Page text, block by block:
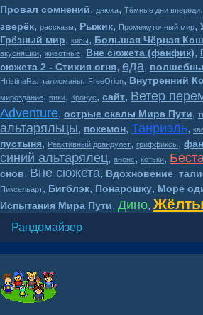
Провал сомнений, днюха, Тёмные дни впереди,
зверёк, рассказы, Рыжик, Промежуточный мир,
Грёзный мир, кисы, Большая Чёрная
вкусняшки, животные, Вне сюжета (фанфик),
сюжета 2 - Стихия огня, еда,
HristinaRa, талисманы, FreeOrion, Внутренний
мироздание, вики, Кронус, сайт, Ветер
Adventure, острые скалы Мира Пути,
альтаряльцы, покемон, Танриэль,
пустыня, Реактивный драндулет, гриффиксы,
синий альтарялец, анонс, котьки,
снов, Вне сюжета, Вдохновение,
Пиксельарт, Бигблэк, Понарошку, Море
Испытания Мира Пути, Дино,
Рандомайзер